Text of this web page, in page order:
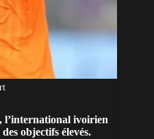
l’international ivoirien
objectifs élevés.